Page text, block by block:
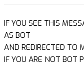
IF YOU SEE THIS
AS BOT
AND REDIRECTED TO
IF YOU ARE NOT BOT